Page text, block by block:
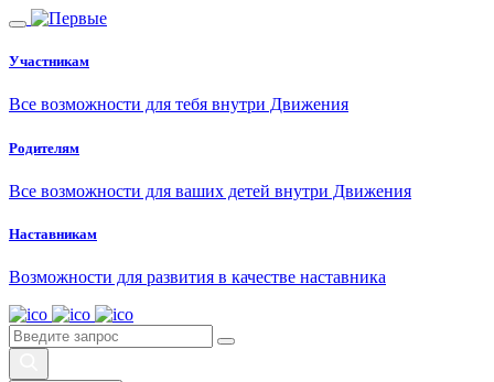
Участникам
Все возможности для тебя внутри Движения
Родителям
Все возможности для ваших детей внутри Движения
Наставникам
Возможности для развития в качестве наставника